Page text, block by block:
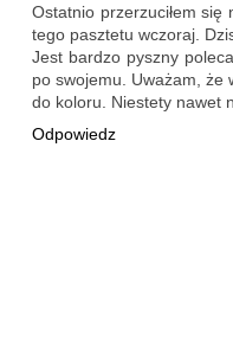
Ostatnio przerzuciłem się
tego pasztetu wczoraj.
Jest bardzo pyszny
po swojemu. Uważam, że
do koloru. Niestety nawet
Odpowiedz